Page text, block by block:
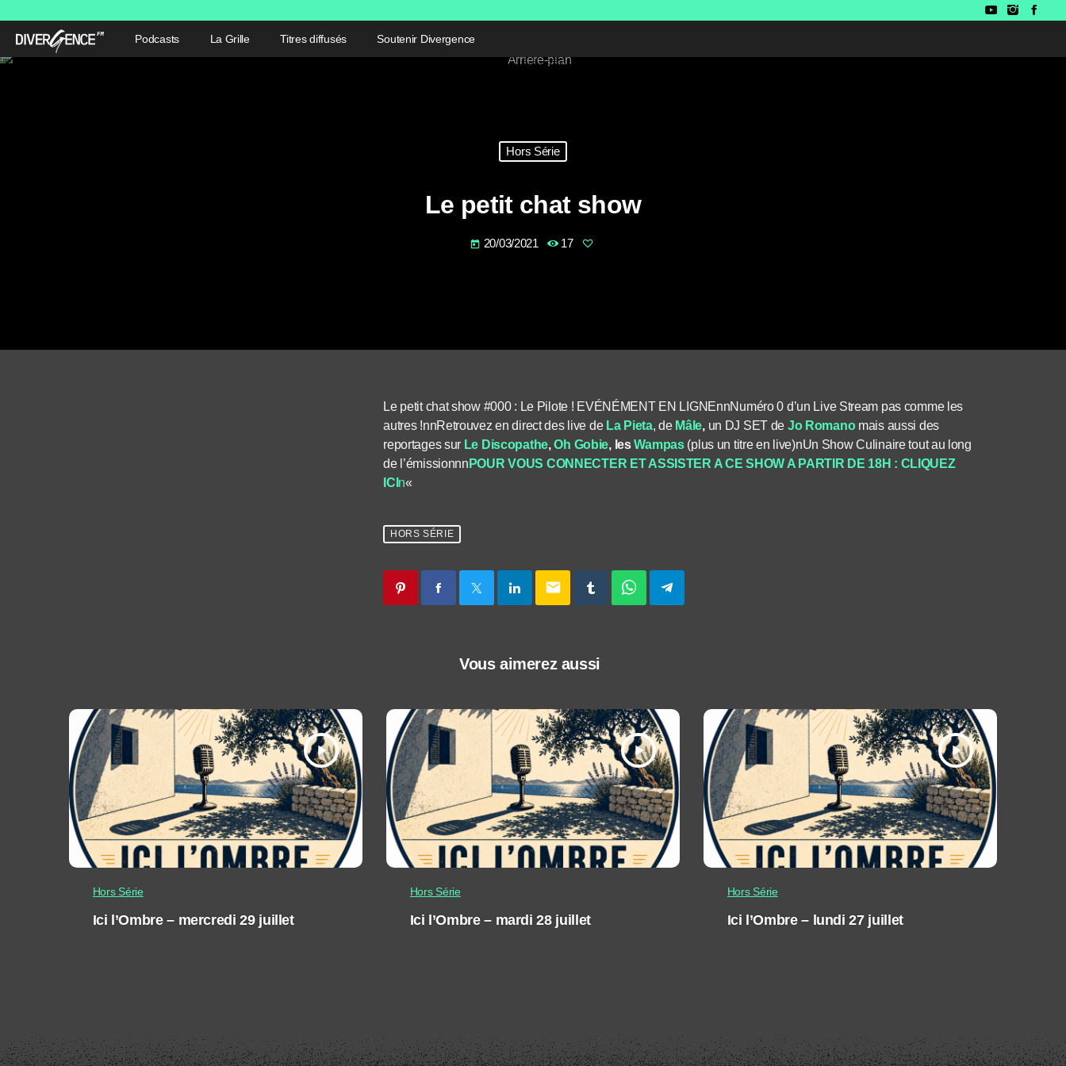
Podcasts La Grille Titres diffusés Soutenir Divergence
Hors Série
Le petit chat show
today 20/03/2021 17
Le petit chat show #000 : Le Pilote ! EVÉNÉMENT EN LIGNEnnNuméro 0 d’un Live Stream pas comme les
autres !nnRetrouvez en direct des live deLa Pieta, de Mâle,un DJ SET de Jo Romano mais aussi des
reportages sur Le Discopathe,Oh Gobie, lesWampas(plus un titre en live)nUn Show Culinaire tout au long
de l’émissionnn POUR VOUS CONNECTER ET ASSISTER A CE SHOW A PARTIR DE 18H : CLIQUEZ
ICI n«
HORS SÉRIE
email
Vous aimerez aussi
play_arrow
Hors Série
Ici l’Ombre – mercredi 29 juillet
play_arrow
Hors Série
Ici l’Ombre – mardi 28 juillet
play_arrow
Hors Série
Ici l’Ombre – lundi 27 juillet